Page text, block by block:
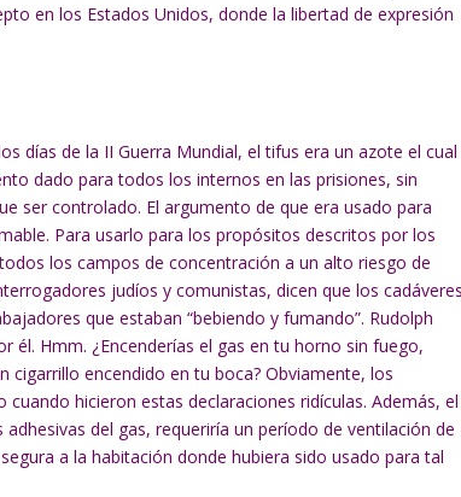
en los Estados Unidos, donde la libertad de expresión
días de la II Guerra Mundial, el tifus era un azote el cual
dado para todos los internos en las prisiones, sin
ser controlado. El argumento de que era usado para
Para usarlo para los propósitos descritos por los
los campos de concentración a un alto riesgo de
judíos y comunistas, dicen que los
que estaban “bebiendo y fumando”. Rudolph
Hmm. ¿Encenderías el gas en tu horno sin fuego,
encendido en tu boca? Obviamente, los
hicieron estas declaraciones ridículas. Además, el
del gas, requeriría un período de ventilación de
a la habitación donde hubiera sido usado para tal